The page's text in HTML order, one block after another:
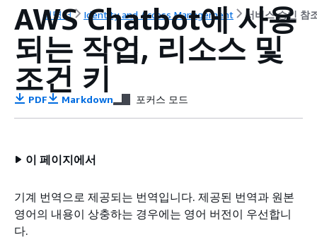
설명서 Identity and Access Management 서비스 승인 참
AWS Chatbot에 사용
되는 작업, 리소스 및
조건 키
PDF Markdown 포커스 모드
이 페이지에서
기계 번역으로 제공되는 번역입니다. 제공된 번역과 원본
영어의 내용이 상충하는 경우에는 영어 버전이 우선합니
다.